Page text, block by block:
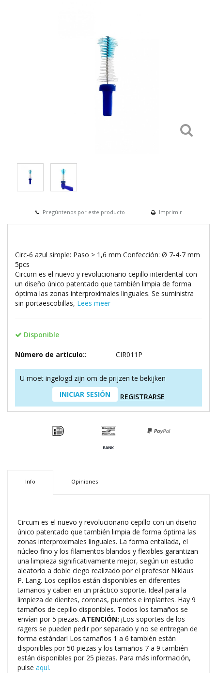
Pregúntenos por este producto Imprimir
Circ-6 azul simple: Paso > 1,6 mm Confección: Ø 7-4-7 mm
5pcs
Circum es el nuevo y revolucionario cepillo interdental con
un diseño único patentado que también limpia de forma
óptima las zonas interproximales linguales. Se suministra
sin portaescobillas, Lees meer
Disponible
Número de artículo:: CIR011P
U moet ingelogd zijn om de prijzen te bekijken
INICIAR SESIÓN
REGISTRARSE
Info Opiniones
Circum es el nuevo y revolucionario cepillo con un diseño
único patentado que también limpia de forma óptima las
zonas interproximales linguales. La forma entallada, el
núcleo fino y los filamentos blandos y flexibles garantizan
una limpieza significativamente mejor, según un estudio
aleatorio a doble ciego realizado por el profesor Niklaus
P. Lang. Los cepillos están disponibles en diferentes
tamaños y caben en un práctico soporte. Ideal para la
limpieza de dientes, coronas, puentes e implantes. Hay 9
tamaños de cepillo disponibles. Todos los tamaños se
envían por 5 piezas. ATENCIÓN: ¡Los soportes de los
ragers se pueden pedir por separado y no se entregan de
forma estándar! Los tamaños 1 a 6 también están
disponibles por 50 piezas y los tamaños 7 a 9 también
están disponibles por 25 piezas. Para más información,
pulse aquí.